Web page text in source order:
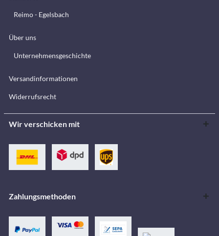
Reimo - Egelsbach
Über uns
Unternehmensgeschichte
Versandinformationen
Widerrufsrecht
Wir verschicken mit
Zahlungsmethoden